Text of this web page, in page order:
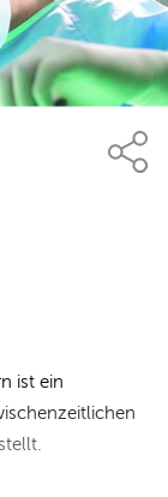
ist ein